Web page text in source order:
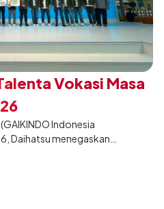
Vokasi Masa
Indonesia
Daihatsu menegaskan
kualitas SDM (Sumber Daya
bertema “Bersama Sahabat
ini diwujudkan melalui ajang